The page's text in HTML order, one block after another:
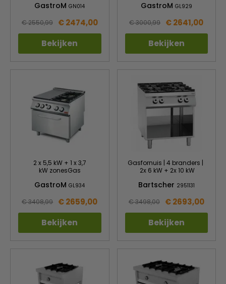
GastroMGN014
€ 2550,99 € 2474,00
Bekijken
GastroM GL929
€ 3000,99 € 2641,00
Bekijken
2 x 5,5 kW + 1 x3,7
kW zonesGas
GastroMGL934
€ 3408,99 € 2659,00
Bekijken
Gasfornuis | 4 branders |
2x 6 kW + 2x 10 kW
Bartscher 2951131
€ 3498,00 € 2693,00
Bekijken